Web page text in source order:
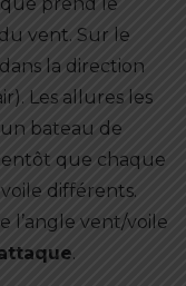
vent. Sur le
la direction
Les allures les
bateau de
que chaque
différents.
l’angle vent/voile
.